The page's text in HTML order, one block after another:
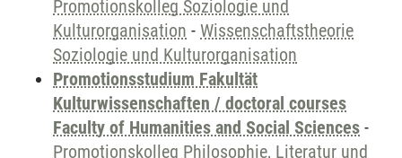
Promotionskolleg Soziologie und
Kulturorganisation - Wissenschaftstheorie
Soziologie und Kulturorganisation
Promotionsstudium Fakultät
Kulturwissenschaften / doctoral courses
Faculty of Humanities and Social Sciences -
Promotionskolleg Philosophie, Literatur und